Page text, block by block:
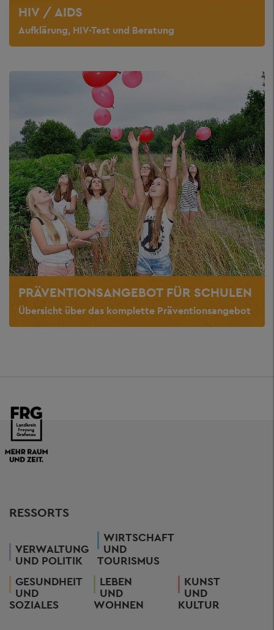
HIV / AIDS
Aufklärung, HIV-Test und Beratung
PRÄVENTIONSANGEBOT FÜR SCHULEN
Übersicht über das komplette Präventionsangebot
RESSORTS
VERWALTUNG
UND POLITIK
WIRTSCHAFT
UND
TOURISMUS
GESUNDHEIT
UND
SOZIALES
LEBEN
UND
WOHNEN
KUNST
UND
KULTUR